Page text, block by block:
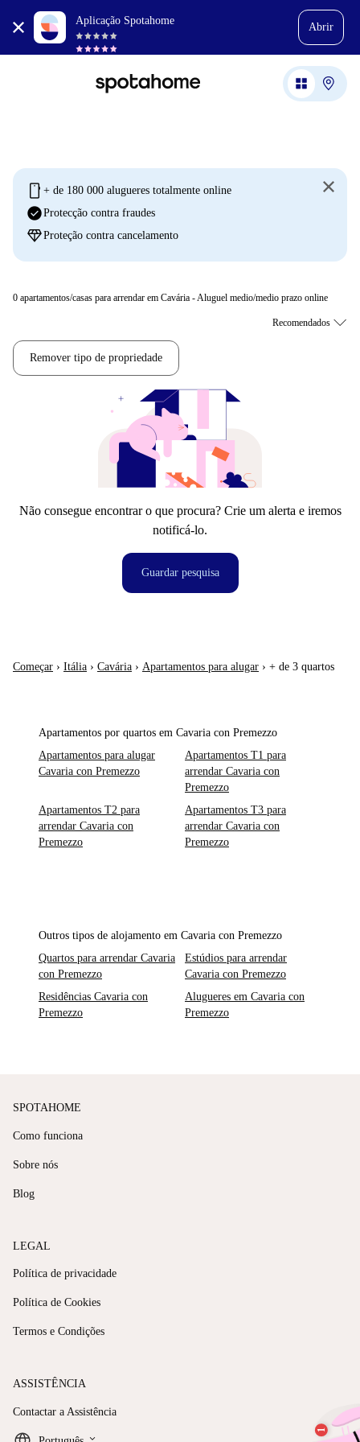
Aplicação Spotahome
Abrir
mobile + de 180 000 alugueres totalmente online
check_circleProtecção contra fraudes
diamondProteção contra cancelamento
0 apartamentos/casas para arrendar em Cavária - Aluguel medio/medio prazo online
Remover tipo de propriedade
Não consegue encontrar o que procura? Crie um alerta e iremos
notificá-lo.
Guardar pesquisa
Começar › Itália › Cavária › Apartamentos para alugar › + de 3 quartos
Apartamentos por quartos em Cavaria con Premezzo
Apartamentos para alugar
Cavaria con Premezzo
Apartamentos T1 para
arrendar Cavaria con
Premezzo
Apartamentos T2 para
arrendar Cavaria con
Premezzo
Apartamentos T3 para
arrendar Cavaria con
Premezzo
Outros tipos de alojamento em Cavaria con Premezzo
Quartos para arrendar Cavaria
con Premezzo
Estúdios para arrendar
Cavaria con Premezzo
Residências Cavaria con
Premezzo
Alugueres em Cavaria con
Premezzo
SPOTAHOME
Como funciona
Sobre nós
Blog
LEGAL
Política de privacidade
Política de Cookies
Termos e Condições
ASSISTÊNCIA
Contactar a Assistência
keyboard_arrow_down